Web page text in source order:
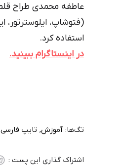
عاطفه محمدی طراح
(فتوشاپ،
استفاده کرد.
در اینستاگرام ببینید.
تگ‌ها: آموزش تایپ فارسی
اشتراک گذاری این پست :